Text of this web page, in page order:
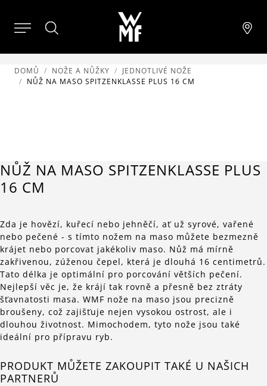
DOMŮ NOŽE A NŮŽKY
JEDNOTLIVÉ NOŽE
NŮŽ NA MASO SPITZENKLASSE PLUS 16 CM
NŮŽ NA MASO SPITZENKLASSE PLUS
16 CM
Zda je hovězí, kuřecí nebo jehněčí, ať už syrové, vařené
nebo pečené - s tímto nožem na maso můžete bezmezně
krájet nebo porcovat jakékoliv maso. Nůž má mírně
zakřivenou, zúženou čepel, která je dlouhá 16 centimetrů.
Tato délka je optimální pro porcování větších pečení.
Nejlepší věc je, že krájí tak rovně a přesně bez ztráty
šťavnatosti masa. WMF nože na maso jsou precizně
broušeny, což zajišťuje nejen vysokou ostrost, ale i
dlouhou životnost. Mimochodem, tyto nože jsou také
ideální pro přípravu ryb.
PRODUKT MŮŽETE ZAKOUPIT TAKÉ U NAŠICH
PARTNERŮ